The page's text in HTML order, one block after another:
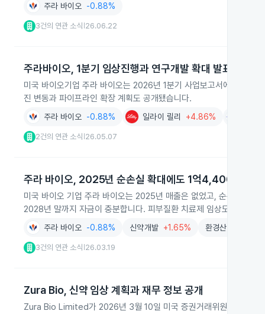
주라 바이오 -0.88%
3건의 연관 소식 26.06.22
주라바이오, 1분기 임상진행과 연구개발 확대 발표
미국 바이오기업 주라 바이오는 2026년 1분기 사업보고서에서
진 변동과 파이프라인 확장 계획도 공개됐습니다.
주라 바이오 -0.88% 일라이 릴리 +4.86%
2건의 연관 소식 26.05.07
주라 바이오, 2025년 순손실 확대에도 1억4,400만 달러
미국 바이오 기업 주라 바이오는 2025년 매출은 없었고, 순손실이
2028년 말까지 자금이 충분합니다. 피부질환 치료제 임상도 진행 중
주라 바이오 -0.88% 신약개발 +1.65% 환경산업
3건의 연관 소식 26.03.19
Zura Bio, 신약 임상 계획과 재무 정보 공개
Zura Bio Limited가 2026년 3월 10일 미국 증권거래위원회에 8-K